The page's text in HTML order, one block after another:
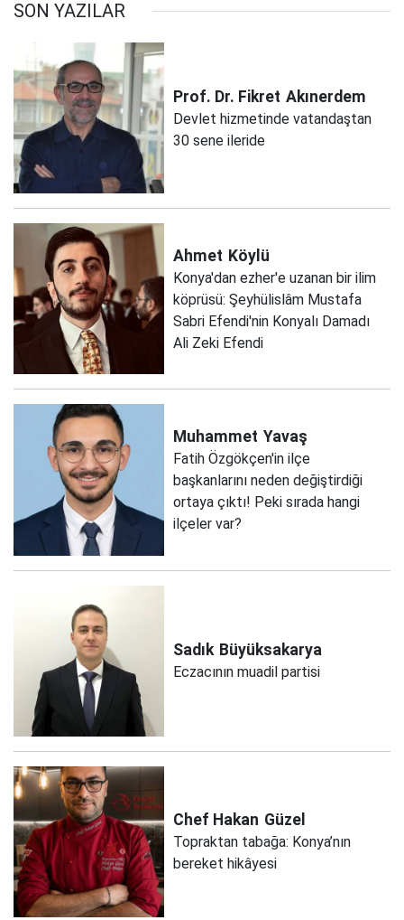
SON YAZILAR
Prof. Dr. Fikret Akınerdem
Devlet hizmetinde vatandaştan
30 sene ileride
Ahmet Köylü
Konya'dan ezher'e uzanan bir ilim
köprüsü: Şeyhülislâm Mustafa
Sabri Efendi'nin Konyalı Damadı
Ali Zeki Efendi
Muhammet Yavaş
Fatih Özgökçen'in ilçe
başkanlarını neden değiştirdiği
ortaya çıktı! Peki sırada hangi
ilçeler var?
Sadık Büyüksakarya
Eczacının muadil partisi
Chef Hakan Güzel
Topraktan tabağa: Konya’nın
bereket hikâyesi